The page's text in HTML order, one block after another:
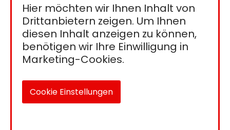
Hier möchten wir Ihnen Inhalt von
Drittanbietern zeigen. Um Ihnen
diesen Inhalt anzeigen zu können,
benötigen wir Ihre Einwilligung in
Marketing-Cookies.
Cookie Einstellungen